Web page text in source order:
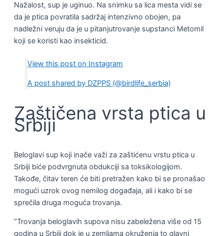
Nažalost, sup je uginuo. Na snimku sa lica mesta vidi se
da je ptica povratila sadržaj intenzivno obojen, pa
nadležni veruju da je u pitanjutrovanje supstanci Metomil
koji se koristi kao insekticid.
View this post on Instagram
A post shared by DZPPS (@birdlife_serbia)
Zaštičena vrsta ptica u
Srbiji
Beloglavi sup koji inače važi za zaštićenu vrstu ptica u
Srbiji biće podvrgnuta obdukciji sa toksikologijom.
Takođe, čitav teren će biti pretražen kako bi se pronašao
mogući uzrok ovog nemilog događaja, ali i kako bi se
sprečila druga moguća trovanja.
“Trovanja beloglavih supova nisu zabeležena više od 15
godina u Srbiji dok je u zemljama okruženja to glavni